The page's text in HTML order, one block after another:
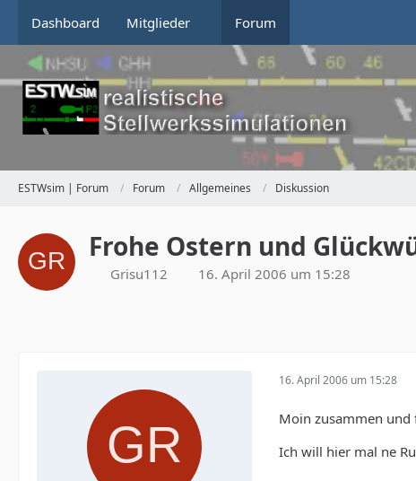
Dashboard Mitglieder Forum
ESTWsim | Forum Forum Allgemeines Diskussion
Frohe Ostern und
Grisu112 16. April 2006 um 15:28
16. April 2006 um 15:28
Moin zusammen und
Ich will hier mal ne